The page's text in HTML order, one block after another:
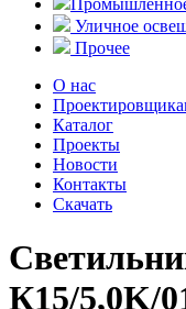
Уличное
Прочее
О нас
Каталог
Проекты
Новости
Контакты
Скачать
К15/5,0K/